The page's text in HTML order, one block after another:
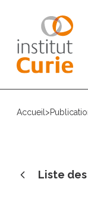
Accueil >
Liste